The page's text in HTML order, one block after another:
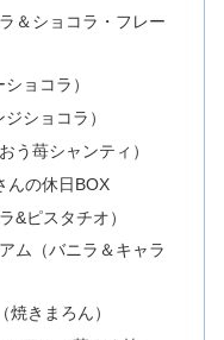
＆ショコラ・フレー
ョコラ）
ショコラ）
う苺シャンティ）
んの休日BOX
&ピスタチオ）
ム（バニラ＆キャラ
きまろん）